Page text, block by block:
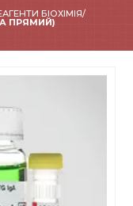
БІОХІМІЯ/
ПРЯМИЙ)